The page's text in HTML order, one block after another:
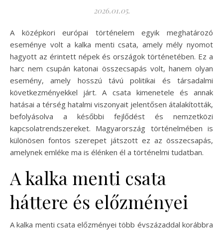
2026.01.05.
A középkori európai történelem egyik meghatározó
eseménye volt a kalka menti csata, amely mély nyomot
hagyott az érintett népek és országok történetében. Ez a
harc nem csupán katonai összecsapás volt, hanem olyan
esemény, amely hosszú távú politikai és társadalmi
következményekkel járt. A csata kimenetele és annak
hatásai a térség hatalmi viszonyait jelentősen átalakították,
befolyásolva a későbbi fejlődést és nemzetközi
kapcsolatrendszereket. Magyarország történelmében is
különösen fontos szerepet játszott ez az összecsapás,
amelynek emléke ma is élénken él a történelmi tudatban.
A kalka menti csata
háttere és előzményei
A kalka menti csata előzményei több évszázaddal korábbra